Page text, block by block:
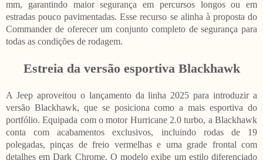
mm, garantindo maior segurança em percursos longos ou em
estradas pouco pavimentadas. Esse recurso se alinha à proposta do
Commander de oferecer um conjunto completo de segurança para
todas as condições de rodagem.
Estreia da versão esportiva Blackhawk
A Jeep aproveitou o lançamento da linha 2025 para introduzir a
versão Blackhawk, que se posiciona como a mais esportiva do
portfólio. Equipada com o motor Hurricane 2.0 turbo, a Blackhawk
conta com acabamentos exclusivos, incluindo rodas de 19
polegadas, pinças de freio vermelhas e uma grade frontal com
detalhes em Dark Chrome. O modelo exibe um estilo diferenciado